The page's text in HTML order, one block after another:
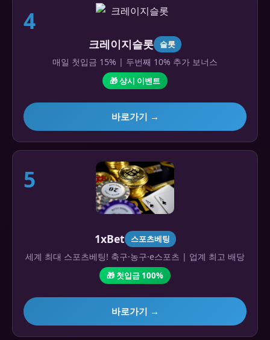
4
크레이지슬롯 슬롯
매일 첫입금 15% | 두번째 10% 추가 보너스
🎁 상시 이벤트
바로가기 →
5
1xBet 스포츠베팅
세계 최대 스포츠베팅! 축구·농구·e스포츠 | 업계 최고 배당
🎁 첫입금 100%
바로가기 →